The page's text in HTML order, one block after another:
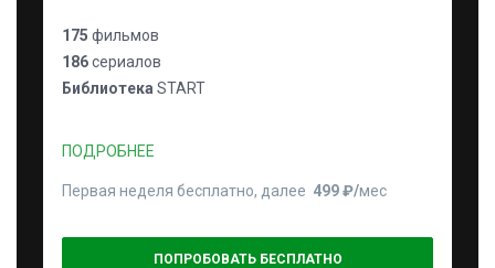
175 фильмов
186сериалов
Библиотека START
ПОДРОБНЕЕ
Первая неделя бесплатно, далее 499 ₽⁠/⁠мес
ПОПРОБОВАТЬ БЕСПЛАТНО